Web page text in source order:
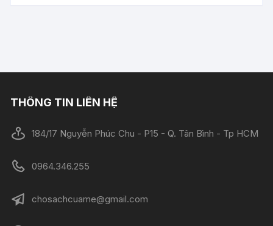
THÔNG TIN LIÊN HỆ
184/17 Nguyễn Phúc Chu - P15 - Q. Tân Bình - Tp HCM
0964.346.255
chosachcuame@gmail.com